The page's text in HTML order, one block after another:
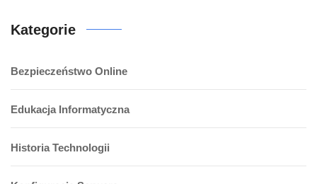
Kategorie
Bezpieczeństwo Online
Edukacja Informatyczna
Historia Technologii